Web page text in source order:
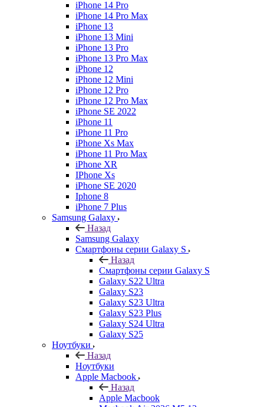
iPhone 14 Pro
iPhone 14 Pro Max
iPhone 13
iPhone 13 Mini
iPhone 13 Pro
iPhone 13 Pro Max
iPhone 12
iPhone 12 Mini
iPhone 12 Pro
iPhone 12 Pro Max
iPhone SE 2022
iPhone 11
iPhone 11 Pro
iPhone Xs Max
iPhone 11 Pro Max
iPhone XR
IPhone Xs
iPhone SE 2020
Iphone 8
iPhone 7 Plus
Samsung Galaxy
Назад
Samsung Galaxy
Смартфоны серии Galaxy S
Назад
Смартфоны серии Galaxy S
Galaxy S22 Ultra
Galaxy S23
Galaxy S23 Ultra
Galaxy S23 Plus
Galaxy S24 Ultra
Galaxy S25
Ноутбуки
Назад
Ноутбуки
Apple Macbook
Назад
Apple Macbook